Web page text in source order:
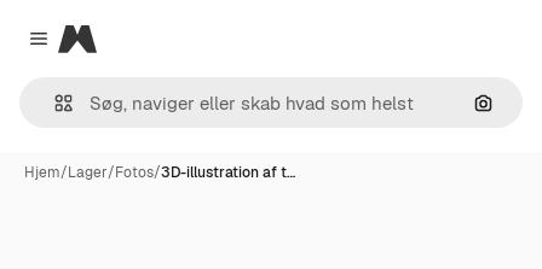
Close menu
Magnific
Søg
Hjem/Lager/Fotos/3D-illustration af t…